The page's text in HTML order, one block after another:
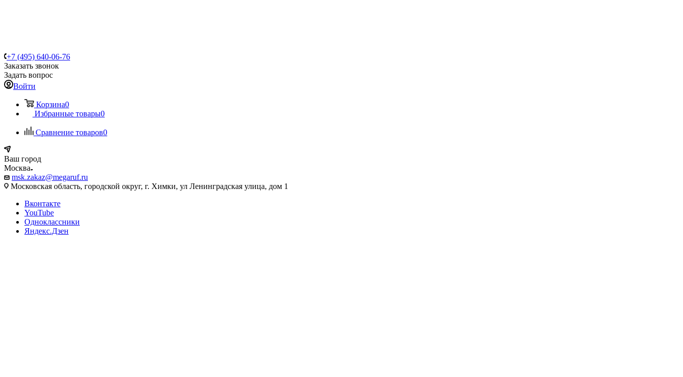
+7 (495) 640-06-76
Заказать звонок
Задать вопрос
Войти
Корзина0
Избранные товары0
Сравнение товаров0
Ваш город
Москва
msk.zakaz@megaruf.ru
Московская область, городской округ, г. Химки, ул Ленинградская улица, дом 1
Вконтакте
YouTube
Одноклассники
Яндекс.Дзен